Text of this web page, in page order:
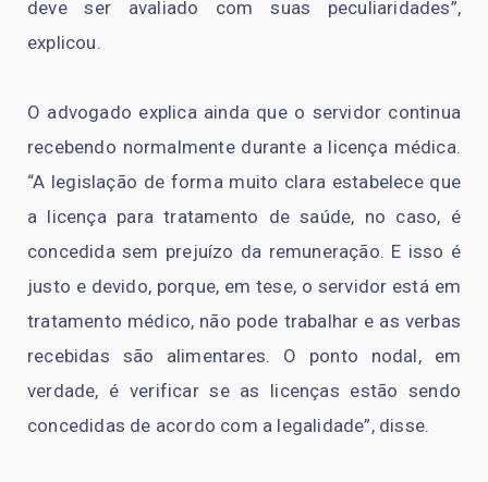
deve ser avaliado com suas peculiaridades”,
explicou.
O advogado explica ainda que o servidor continua
recebendo normalmente durante a licença médica.
“A legislação de forma muito clara estabelece que
a licença para tratamento de saúde, no caso, é
concedida sem prejuízo da remuneração. E isso é
justo e devido, porque, em tese, o servidor está em
tratamento médico, não pode trabalhar e as verbas
recebidas são alimentares. O ponto nodal, em
verdade, é verificar se as licenças estão sendo
concedidas de acordo com a legalidade”, disse.